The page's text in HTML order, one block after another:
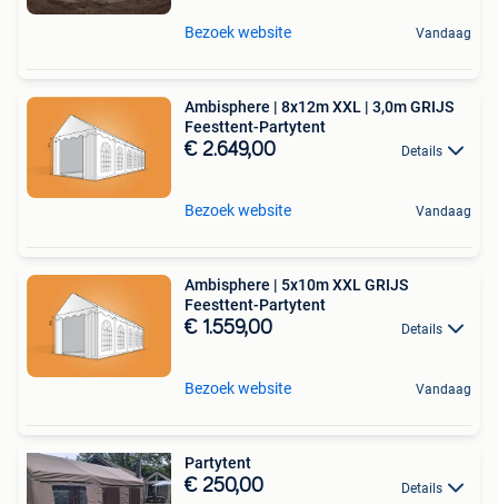
Bezoek website Vandaag
Ambisphere | 8x12m XXL | 3,0m GRIJS
Feesttent-Partytent
€ 2.649,00 Details
Bezoek website Vandaag
Ambisphere | 5x10m XXL GRIJS
Feesttent-Partytent
€ 1.559,00 Details
Bezoek website Vandaag
Partytent
€ 250,00 Details